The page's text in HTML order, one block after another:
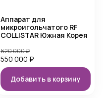
Аппарат для
микроигольчатого RF
COLLISTAR Южная Корея
550 000 ₽
620 000₽
Добавить в корзину